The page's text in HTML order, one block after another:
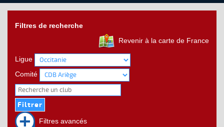
Filtres de recherche
Revenir à la carte de France
Ligue
Comité
Filtres avancés